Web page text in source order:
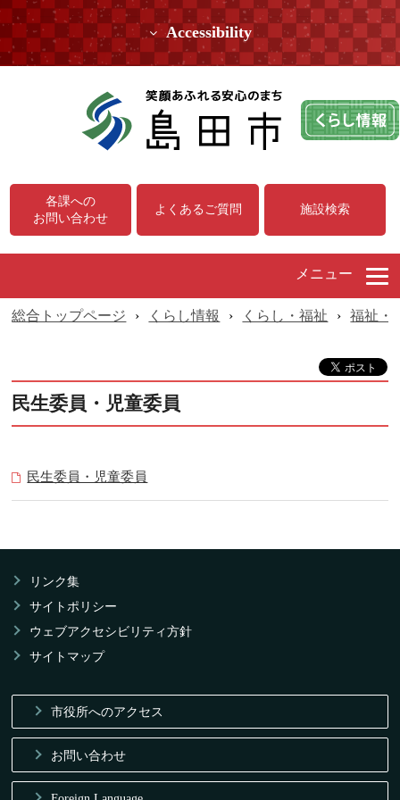
Accessibility
各課への
お問い合わせ
よくあるご質問 施設検索
メニュー
総合トップページ › くらし情報 › くらし・福祉 › 福祉・
民生委員・児童委員
民生委員・児童委員
リンク集
サイトポリシー
ウェブアクセシビリティ方針
サイトマップ
市役所へのアクセス
お問い合わせ